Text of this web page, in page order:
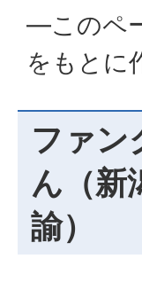
―このペ
をもとに
ファン
ん（新
諭）